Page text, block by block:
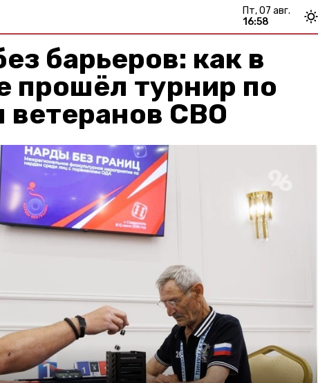
пт, 07 авг.
16:58
барьеров: как в
прошёл турнир по
ветеранов СВО